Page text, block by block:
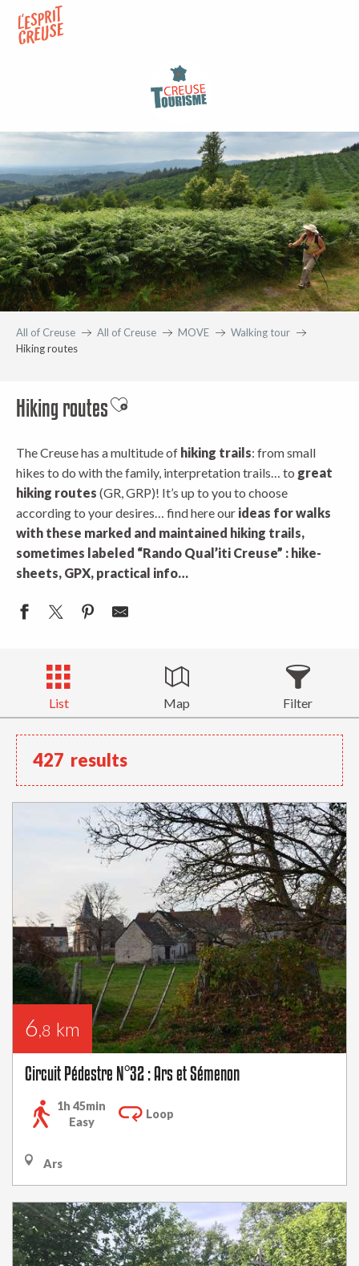
contenu
All of Creuse All of Creuse MOVE
Walking tour
Hiking routes
Hiking routesAjouter aux favoris
The Creuse has a multitude of hiking trails: from small
hikes to do with the family, interpretation trails… to great
hiking routes (GR, GRP)! It’s up to you to choose
according to your desires… find here our ideas for walks
with these marked and maintained hiking trails,
sometimes labeled “Rando Qual’iti Creuse” : hike-
sheets, GPX, practical info…
List Map Filter
427 results
6,8 km
Circuit Pédestre N°32 : Ars et Sémenon
1h 45min
Easy
Loop
Ars